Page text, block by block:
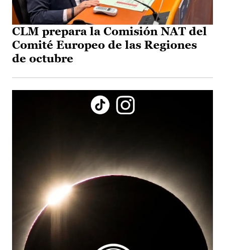
CLM prepara la Comisión NAT del
Comité Europeo de las Regiones
de octubre